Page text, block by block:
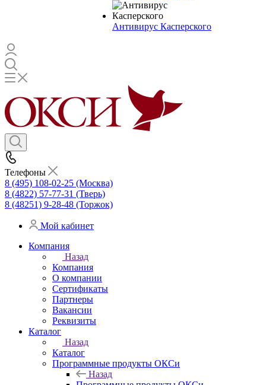
Антивирус Касперского
Телефоны
8 (495) 108-02-25 (Москва)
8 (4822) 57-77-31 (Тверь)
8 (48251) 9-28-48 (Торжок)
Мой кабинет
Компания
Назад
Компания
О компании
Сертификаты
Партнеры
Вакансии
Реквизиты
Каталог
Назад
Каталог
Программные продукты ОКСи
Назад